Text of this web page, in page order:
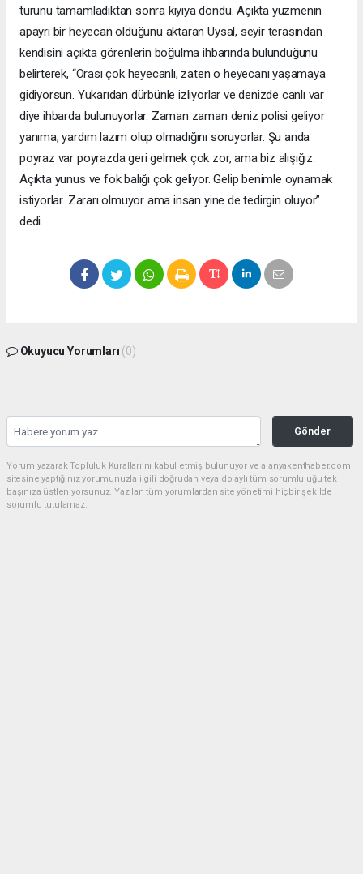
turunu tamamladıktan sonra kıyıya döndü. Açıkta yüzmenin
apayrı bir heyecan olduğunu aktaran Uysal, seyir terasından
kendisini açıkta görenlerin boğulma ihbarında bulunduğunu
belirterek, “Orası çok heyecanlı, zaten o heyecanı yaşamaya
gidiyorsun. Yukarıdan dürbünle izliyorlar ve denizde canlı var
diye ihbarda bulunuyorlar. Zaman zaman deniz polisi geliyor
yanıma, yardım lazım olup olmadığını soruyorlar. Şu anda
poyraz var poyrazda geri gelmek çok zor, ama biz alışığız.
Açıkta yunus ve fok balığı çok geliyor. Gelip benimle oynamak
istiyorlar. Zararı olmuyor ama insan yine de tedirgin oluyor”
dedi.
Okuyucu Yorumları (0)
Gönder
Yorum yazarak Topluluk Kuralları’nı kabul etmiş bulunuyor ve alanyakenthaber.com
sitesine yaptığınız yorumunuzla ilgili doğrudan veya dolaylı tüm sorumluluğu tek
başınıza üstleniyorsunuz. Yazılan tüm yorumlardan site yönetimi hiçbir şekilde
sorumlu tutulamaz.